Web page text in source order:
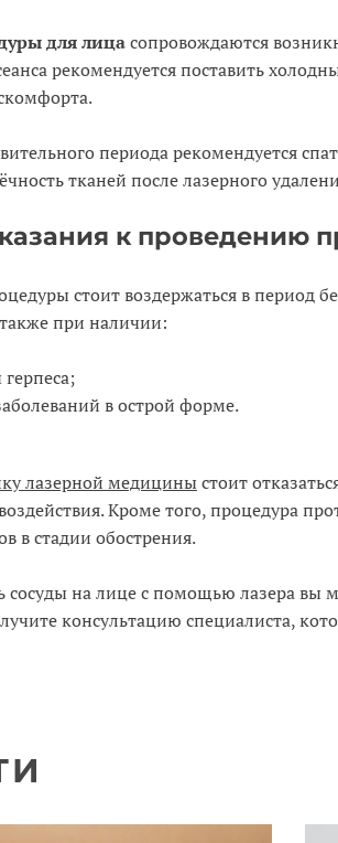
для лица сопровождаются
рекомендуется поставить
периода рекомендуется
тканей после лазерного
к проведению
стоит воздержаться в период
при наличии:
в острой форме.
лазерной медицины стоит
Кроме того, процедура
в стадии обострения.
сосуды на лице с помощью лазера вы
консультацию специалиста,